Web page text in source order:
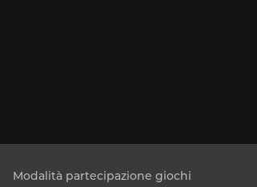
Modalità partecipazione giochi